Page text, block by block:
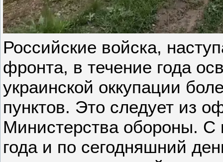
Российские войска,
фронта, в течение года
украинской оккупации
пунктов. Это следует из
Министерства обороны. С
года и по сегодняшний